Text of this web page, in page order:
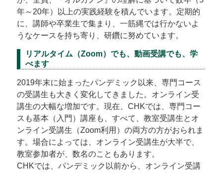
年～20年）以上の実践経験を積んでいます。定期的
に、講師や卒業生で集まり、一筋縄では行かないよ
うなケースを持ち寄り、研鑽に努めています。
リアルタイム（Zoom）でも、動画受講でも、学
べます
2019年末に始まったパンデミック以来、専門コース
の受講生も大きく変化してきました。オンライン受
講生の大幅な増加です。現在、CHKでは、専門コー
スも基本（入門）講座も、すべて、教室受講生とオ
ンライン受講生（Zoom利用）の両方の方がおられま
す。場合によっては、オンライン受講生が大半で、
教室参加者が、数名のこともあります。
CHKでは、パンデミック以前から、オンライン受講